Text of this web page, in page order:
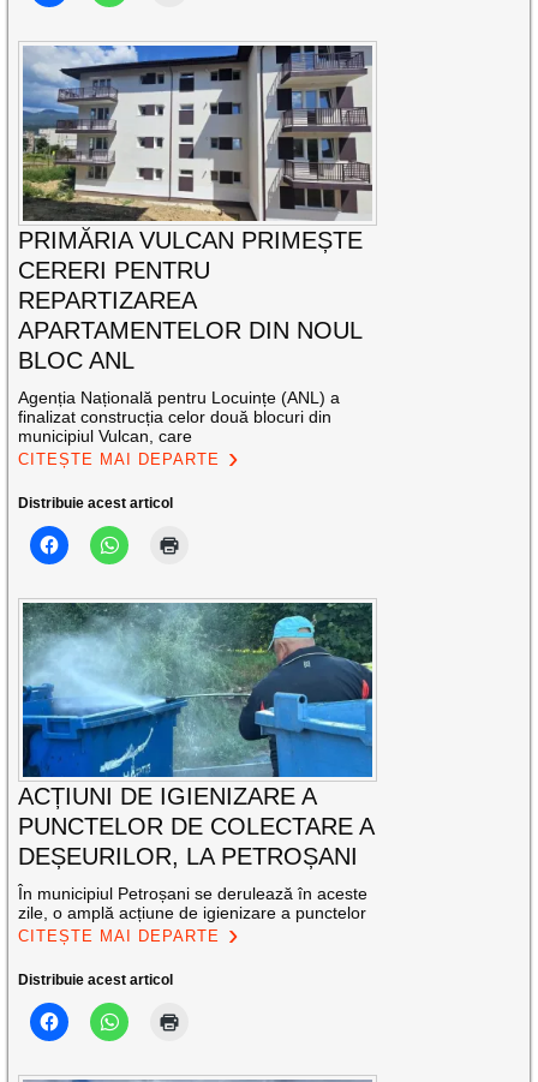
PRIMĂRIA VULCAN PRIMEȘTE
CERERI PENTRU
REPARTIZAREA
APARTAMENTELOR DIN NOUL
BLOC ANL
Agenția Națională pentru Locuințe (ANL) a
finalizat construcția celor două blocuri din
municipiul Vulcan, care
CITEȘTE MAI DEPARTE
Distribuie acest articol
ACȚIUNI DE IGIENIZARE A
PUNCTELOR DE COLECTARE A
DEȘEURILOR, LA PETROȘANI
În municipiul Petroșani se derulează în aceste
zile, o amplă acțiune de igienizare a punctelor
CITEȘTE MAI DEPARTE
Distribuie acest articol